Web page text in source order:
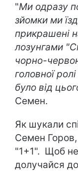
"Ми одразу
зйомки ми
прикрашені
лозунгами
чорно-
головної
було від
Семен.
Як шукали
Семен Горов,
"1+1". Щоб
долучайся